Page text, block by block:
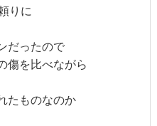
りに
だったので
傷を比べながら
たものなのか